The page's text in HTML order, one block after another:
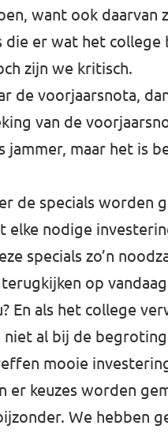
want ook daarvan
er wat het
zijn we kritisch.
de voorjaarsnota,
van de
maar het is
de specials worden
nodige
specials zo’n
op
En als het college
al bij de
mooie
keuzes worden
We hebben